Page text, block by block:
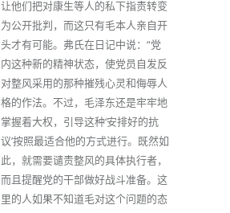
让他们把对康生等人的私下指责转变
为公开批判，而这只有毛本人亲自开
头才有可能。弗氏在日记中说：“党
内这种新的精神状态，使党员自发反
对整风采用的那种摧残心灵和侮辱人
格的作法。不过，毛泽东还是牢牢地
掌握着大权，引导这种‘安排好的抗
议’按照最适合他的方式进行。既然如
此，就需要谴责整风的具体执行者，
而且提醒党的干部做好战斗准备。这
里的人如果不知道毛对这个问题的态